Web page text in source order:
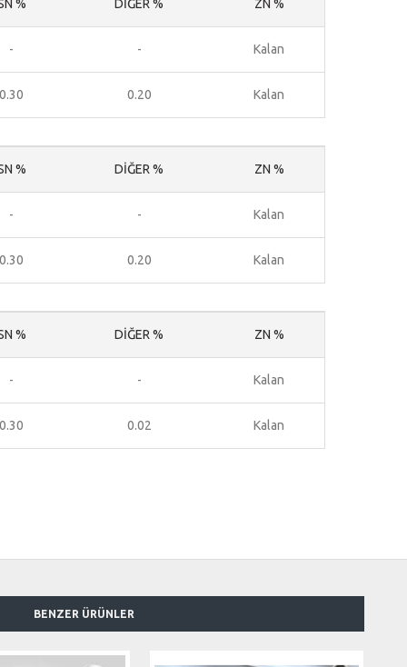
% DİĞER % ZN %
- - Kalan
0.30 0.20 Kalan
% DİĞER % ZN %
- - Kalan
0.30 0.20 Kalan
% DİĞER % ZN %
- - Kalan
0.30 0.02 Kalan
BENZER ÜRÜNLER